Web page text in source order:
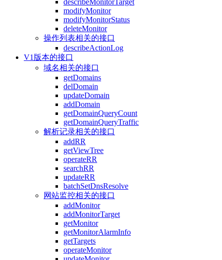
describeMonitorTarget
modifyMonitor
modifyMonitorStatus
deleteMonitor
操作列表相关的接口
describeActionLog
V1版本的接口
域名相关的接口
getDomains
delDomain
updateDomain
addDomain
getDomainQueryCount
getDomainQueryTraffic
解析记录相关的接口
addRR
getViewTree
operateRR
searchRR
updateRR
batchSetDnsResolve
网站监控相关的接口
addMonitor
addMonitorTarget
getMonitor
getMonitorAlarmInfo
getTargets
operateMonitor